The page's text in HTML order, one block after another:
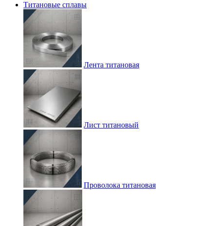
Титановые сплавы
Лента титановая
Лист титановый
Проволока титановая